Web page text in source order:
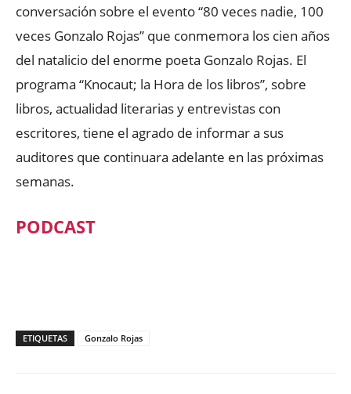
conversación sobre el evento “80 veces nadie, 100
veces Gonzalo Rojas” que conmemora los cien años
del natalicio del enorme poeta Gonzalo Rojas. El
programa “Knocaut; la Hora de los libros”, sobre
libros, actualidad literarias y entrevistas con
escritores, tiene el agrado de informar a sus
auditores que continuara adelante en las próximas
semanas.
PODCAST
ETIQUETAS Gonzalo Rojas